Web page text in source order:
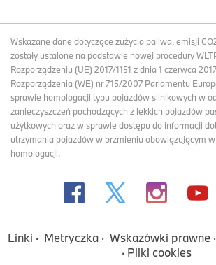
Wskazane dane dotyczące zużycia paliwa, emisji
zostały ustalone na podstawie nowej procedury
Rozporządzeniu (UE) 2017/1151 z dnia 1 czerwca
Rozporządzenia (WE) nr 715/2007 Parlamentu
sprawie homologacji typu pojazdów silnikowych w
zanieczyszczeń pochodzących z lekkich pojazdów
użytkowych oraz w sprawie dostępu do informacji
utrzymania pojazdów w brzmieniu obowiązującym
homologacji.
Linki Metryczka Wskazówki prawne
Pliki cookies